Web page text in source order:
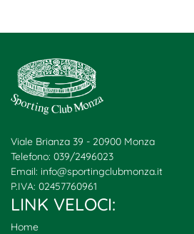
Viale Brianza 39 - 20900 Monza
Telefono: 039/2496023
Email: info@sportingclubmonza.it
P.IVA: 02457760961
LINK VELOCI:
Home